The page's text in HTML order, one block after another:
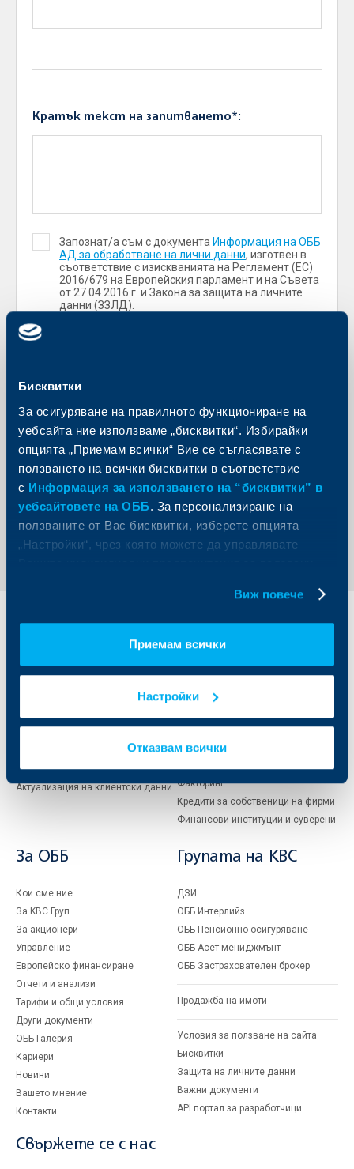
Бисквитки
За осигуряване на правилното функциониране на
уебсайта ние използваме „бисквитки“. Избирайки
опцията „Приемам всички“ Вие се съгласявате с
ползването на всички бисквитки в съответствие
с Информация за използването на “бисквитки” в
уебсайтовете на ОББ. За персонализиране на
ползваните от Вас бисквитки, изберете опцията
„Настройки“, чрез която можете да управлявате
Виж повече
Приемам всички
Настройки
Отказвам всички
Кратък текст на запитването*:
Запознат/а съм с документа Информация на ОББ
АД за обработване на лични данни, изготвен в
съответствие с изискванията на Регламент (ЕС)
2016/679 на Европейския парламент и на Съвета
от 27.04.2016 г. и Закона за защита на личните
данни (ЗЗЛД).
Регистрирай се
Индивидуални
Карти
Кредити
Застраховки
Актуализация на клиентски данни
Бизнес
клиенти
Кредитиране
Управление на парични средства
Пазари, инвестиционно банкиране
Факторинг
Кредити за собственици на фирми
Финансови институции и суверени
За ОББ
Кои сме ние
За KBC Груп
За акционери
Управление
Европейско финансиране
Отчети и анализи
Тарифи и общи условия
Други документи
ОББ Галерия
Кариери
Новини
Вашето мнение
Контакти
Групата на KBC
ДЗИ
ОББ Интерлийз
ОББ Пенсионно осигуряване
ОББ Асет мениджмънт
ОББ Застрахователен брокер
Продажба на имоти
Условия за ползване на сайта
Бисквитки
Защита на личните данни
Важни документи
API портал за разработчици
Свържете се с нас